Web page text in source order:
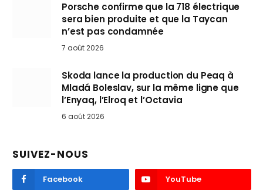
Porsche confirme que la 718 électrique
sera bien produite et que la Taycan
n’est pas condamnée
7 août 2026
Skoda lance la production du Peaq à
Mladá Boleslav, sur la même ligne que
l’Enyaq, l’Elroq et l’Octavia
6 août 2026
SUIVEZ-NOUS
Facebook YouTube